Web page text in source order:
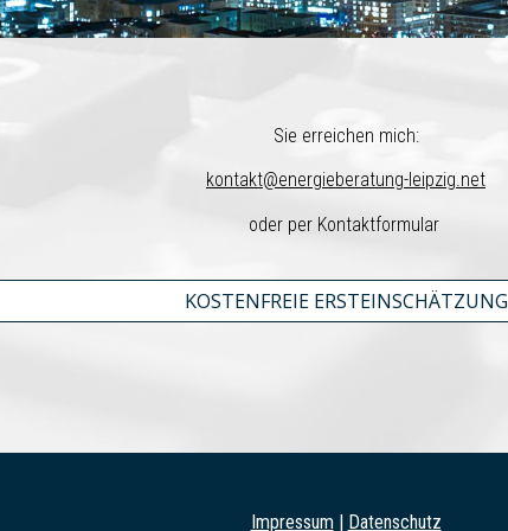
Sie erreichen mich:
kontakt@energieberatung-leipzig.net
oder per Kontaktformular
KOSTENFREIE ERSTEINSCHÄTZUNG
Impressum | Datenschutz